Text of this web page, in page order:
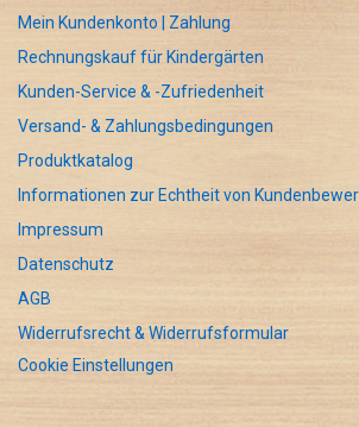
Mein Kundenkonto | Zahlung
Rechnungskauf für Kindergärten
Kunden-Service & -Zufriedenheit
Versand- & Zahlungsbedingungen
Produktkatalog
Informationen zur Echtheit von
Impressum
Datenschutz
AGB
Widerrufsrecht & Widerrufsformular
Cookie Einstellungen